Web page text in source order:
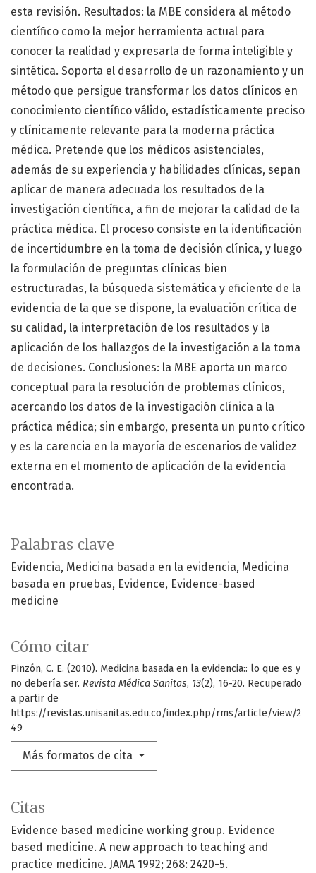
Palabras clave
Evidencia Medicina basada en la evidencia Medicina
basada en pruebas
Evidence
Evidence-based
medicine
Cómo citar
Pinzón, C. E. (2010). Medicina basada en la evidencia:: lo que es y
no debería ser. Revista Médica Sanitas, 13(2), 16-20. Recuperado
a partir de
https://revistas.unisanitas.edu.co/index.php/rms/article/view/2
49
Más formatos de cita
esta revisión. Resultados: la MBE considera al método
científico como la mejor herramienta actual para
conocer la realidad y expresarla de forma inteligible y
sintética. Soporta el desarrollo de un razonamiento y un
método que persigue transformar los datos clínicos en
conocimiento científico válido, estadísticamente preciso
y clínicamente relevante para la moderna práctica
médica. Pretende que los médicos asistenciales,
además de su experiencia y habilidades clínicas, sepan
aplicar de manera adecuada los resultados de la
investigación científica, a fin de mejorar la calidad de la
práctica médica. El proceso consiste en la identificación
de incertidumbre en la toma de decisión clínica, y luego
la formulación de preguntas clínicas bien
estructuradas, la búsqueda sistemática y eficiente de la
evidencia de la que se dispone, la evaluación crítica de
su calidad, la interpretación de los resultados y la
aplicación de los hallazgos de la investigación a la toma
de decisiones. Conclusiones: la MBE aporta un marco
conceptual para la resolución de problemas clínicos,
acercando los datos de la investigación clínica a la
práctica médica; sin embargo, presenta un punto crítico
y es la carencia en la mayoría de escenarios de validez
externa en el momento de aplicación de la evidencia
encontrada.
Citas
Evidence based medicine working group. Evidence
based medicine. A new approach to teaching and
practice medicine. JAMA 1992; 268: 2420-5.